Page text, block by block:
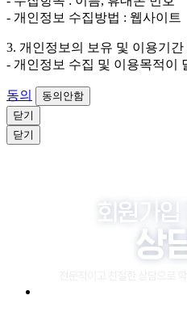
- 개인정보 수집방법 : 웹사이트
3. 개인정보의 보유 및 이용기간
- 개인정보 수집 및 이용목적이
동의
동의안함
닫기
닫기